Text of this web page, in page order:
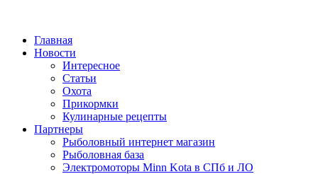
Главная
Новости
Интересное
Статьи
Охота
Прикормки
Кулинарные рецепты
Партнеры
Рыболовный интернет магазин
Рыболовная база
Электромоторы Minn Kota в СПб и ЛО